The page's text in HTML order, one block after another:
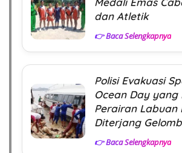
dan Atletik
👉 Baca Selengkapnya
Polisi Evakuasi
Ocean Day yang
Perairan Labuan
Diterjang
👉 Baca Selengkapnya